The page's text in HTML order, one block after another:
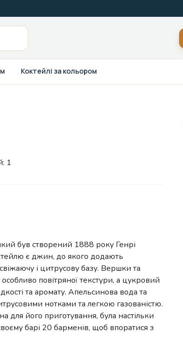
Коктейлі за кольором
1
був створений 1888 року Генрі
є джин, до якого додають
і цитрусову базу. Вершки та
повітряної текстури, а цукровий
та аромату. Апельсинова вода та
нотками та легкою газованістю.
для його приготування, була настільки
барі 20 барменів, щоб впоратися з